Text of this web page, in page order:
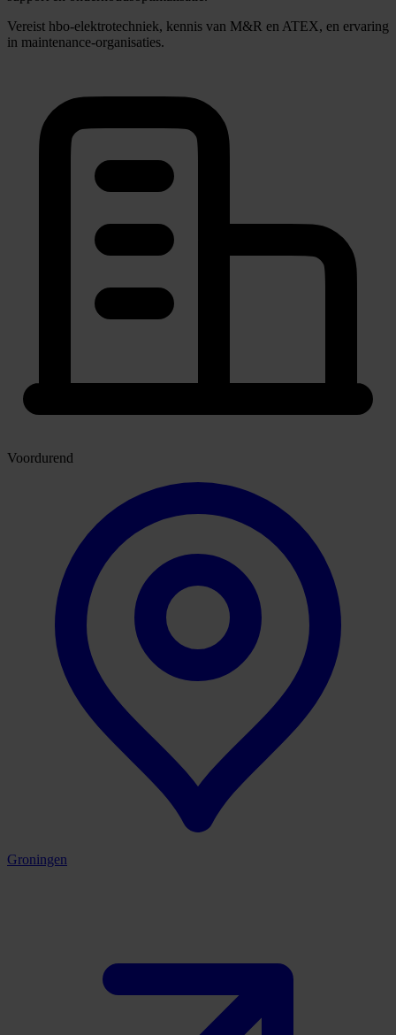
Vereist hbo-elektrotechniek, kennis van M&R en ATEX, en ervaring
in maintenance-organisaties.
Voordurend
Groningen